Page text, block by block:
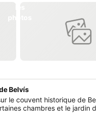
Belvís
le couvent historique de
chambres et le jardin